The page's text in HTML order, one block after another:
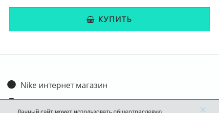
КУПИТЬ
Nike интернет магазин
Доставка и оплата
×